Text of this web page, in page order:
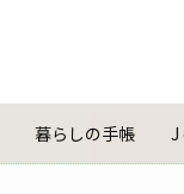
暮らしの手帳 J